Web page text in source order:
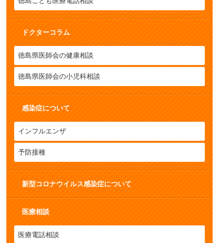
ドクターコラム
徳島県医師会の健康相談
徳島県医師会の小児科相談
感染症について
インフルエンザ
予防接種
新型コロナウイルス感染症について
医療相談
医療電話相談